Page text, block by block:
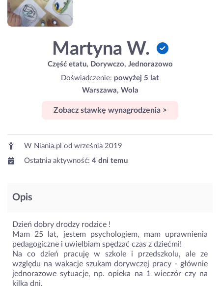
Martyna W.
Część etatu, Dorywczo, Jednorazowo
Doświadczenie: powyżej 5 lat
Warszawa, Wola
Zobacz stawkę wynagrodzenia >
W Niania.pl od września 2019
Ostatnia aktywność: 4 dni temu
Opis
Dzień dobry drodzy rodzice !
Mam 25 lat, jestem psychologiem, mam uprawnienia
pedagogiczne i uwielbiam spędzać czas z dziećmi!
Na co dzień pracuję w szkole i przedszkolu, ale ze
względu na wakacje szukam dorywczej pracy - głównie
jednorazowe sytuacje, np. opieka na 1 wieczór czy na
kilka dni.